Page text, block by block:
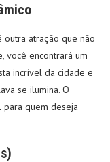
outra atração que não
você encontrará um
incrível da cidade e
se ilumina. O
quem deseja